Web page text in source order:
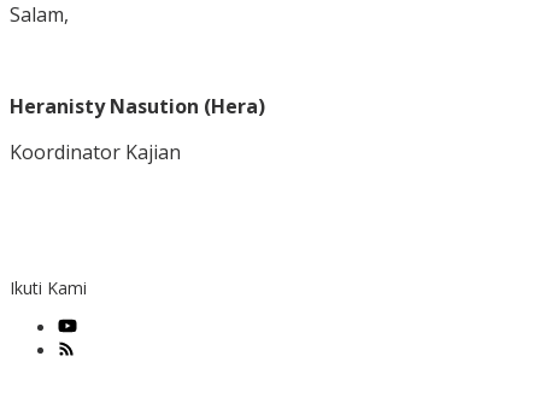
Salam,
Heranisty Nasution (Hera)
Koordinator Kajian
Ikuti Kami